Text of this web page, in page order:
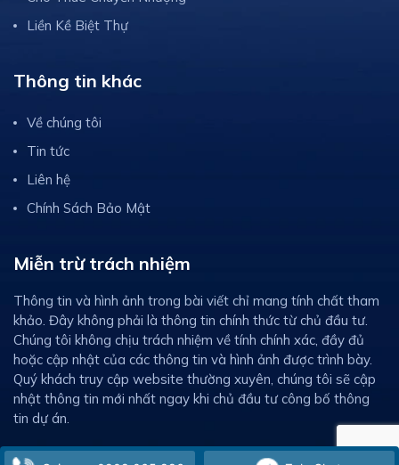
Liền Kề Biệt Thự
Thông tin khác
Về chúng tôi
Tin tức
Liên hệ
Chính Sách Bảo Mật
Miễn trừ trách nhiệm
Thông tin và hình ảnh trong bài viết chỉ mang tính chất tham
khảo. Đây không phải là thông tin chính thức từ chủ đầu tư.
Chúng tôi không chịu trách nhiệm về tính chính xác, đầy đủ
hoặc cập nhật của các thông tin và hình ảnh được trình bày.
Quý khách truy cập website thường xuyên, chúng tôi sẽ cập
nhật thông tin mới nhất ngay khi chủ đầu tư công bố thông
tin dự án.